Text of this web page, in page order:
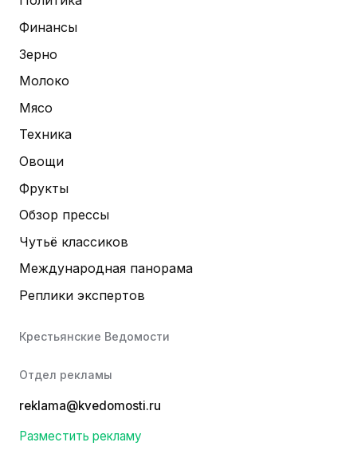
Финансы
Зерно
Молоко
Мясо
Техника
Овощи
Фрукты
Обзор прессы
Чутьё классиков
Международная панорама
Реплики экспертов
Крестьянские Ведомости
Отдел рекламы
reklama@kvedomosti.ru
Разместить рекламу